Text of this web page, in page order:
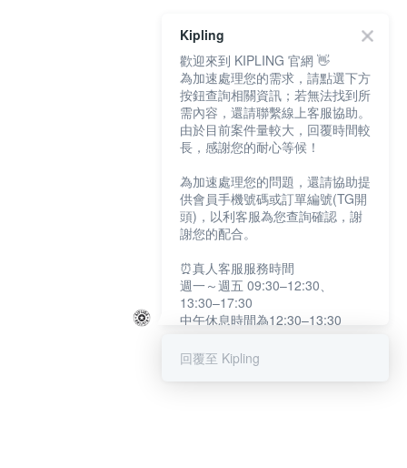
Kipling
歡迎來到 KIPLING 官網 👋
為加速處理您的需求，請點選下方
按鈕查詢相關資訊；若無法找到所
需內容，還請聯繫線上客服協助。
由於目前案件量較大，回覆時間較
長，感謝您的耐心等候！
為加速處理您的問題，還請協助提
供會員手機號碼或訂單編號(TG開
頭)，以利客服為您查詢確認，謝
謝您的配合。
⏰真人客服服務時間
週一～週五 09:30–12:30、
13:30–17:30
中午休息時間為12:30–13:30
提醒您：系統會自動已讀訊息，如
回覆至 Kipling